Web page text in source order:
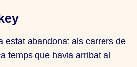
estat abandonat als carrers de
temps que havia arribat al